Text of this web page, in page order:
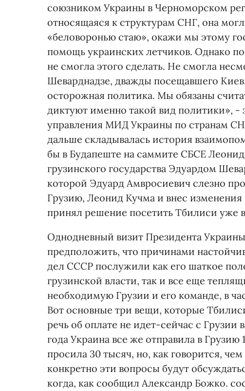
союзником Украины в Черноморском
относящаяся к структурам СНГ, она
«беловоронью стаю», окажи мы этому
помощь украинских летчиков. Однако
не смогла этого сделать. Не смогла
Шеварднадзе, дважды посещавшего
осторожная политика. Мы обязаны
диктуют именно такой вид политики», -
управления МИД Украины по странам
дальше складывалась история
бы в Будапеште на саммите СБСЕ Леонид
грузинского государства Эдуардом
которой Эдуард Амвросиевич слезно
Грузию, Леонид Кучма и внес
принял решение посетить Тбилиси уже
Однодневный визит Президента
предположить, что причинами
дел СССР послужили как его шаткое
грузинской власти, так и все еще
необходимую Грузии и его команде, в
Вот основные три вещи, которые
речь об оплате не идет-сейчас с Грузии
года Украина все же отправила в
просила 30 тысяч, но, как говорится,
конкретно эти вопросы будут
когда, как сообщил Александр Божко.